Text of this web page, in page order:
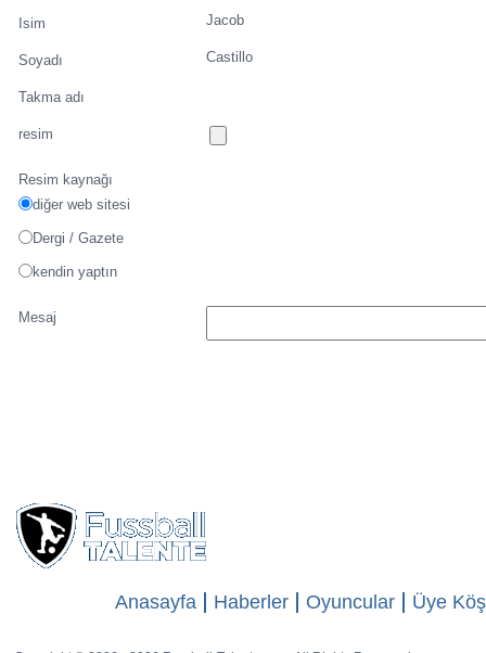
Isim Jacob
Soyadı Castillo
Takma adı
resim
Resim kaynağı
diğer web sitesi
Dergi / Gazete
kendin yaptın
Mesaj
Anasayfa Haberler Oyuncular Üye